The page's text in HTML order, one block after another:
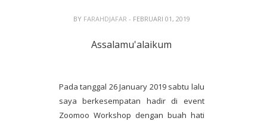
BY FARAHDJAFAR - FEBRUARI 01, 2019
Assalamu'alaikum
Pada tanggal 26 January 2019 sabtu lalu
saya berkesempatan hadir di event
Zoomoo Workshop dengan buah hati